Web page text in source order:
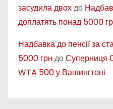
засудила двохдо
доплатять понад 5000
Надбавка до пенсії за
5000 грн доСуперниця
WTA 500 у Вашингтоні